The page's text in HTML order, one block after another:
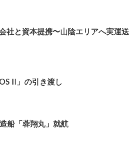
と資本提携〜山陰エリアへ実運送
II」の引き渡し
船「蓉翔丸」就航